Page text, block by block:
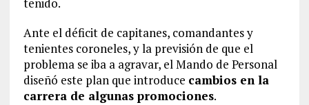
Ante el déficit de capitanes, comandantes y
tenientes coroneles, y la previsión de que el
problema se iba a agravar, el Mando de Personal
diseñó este plan que introduce cambios en la
carrera de algunas promociones.